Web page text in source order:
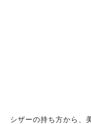
シザーの持ち方から、